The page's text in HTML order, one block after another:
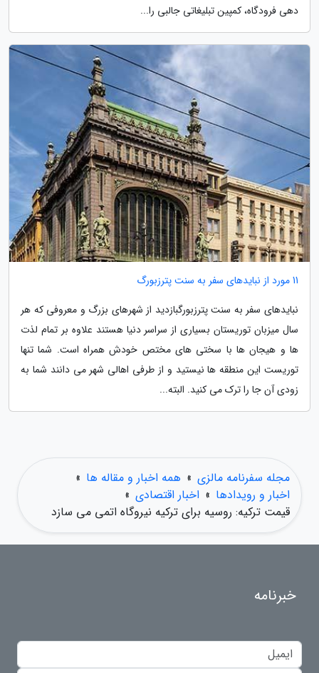
دهی فرودگاه، کمپین تبلیغاتی جالبی را...
11 مورد از نبایدهای سفر به سنت پترزبورگ
نبایدهای سفر به سنت پترزبورگبازدید از شهرهای بزرگ و معروفی که هر
سال میزبان توریستان بسیاری از سراسر دنیا هستند علاوه بر تمام لذت
ها و هیجان ها با سختی های مختص خودش همراه است. شما تنها
توریست این منطقه ها نیستید و از طرفی اهالی شهر می دانند شما به
زودی آن جا را ترک می کنید. البته...
مجله سفرنامه مالزی » همه اخبار و مقاله ها »
اخبار و رویدادها » اخبار اقتصادی »
قیمت ترکیه: روسیه برای ترکیه نیروگاه اتمی می سازد
خبرنامه